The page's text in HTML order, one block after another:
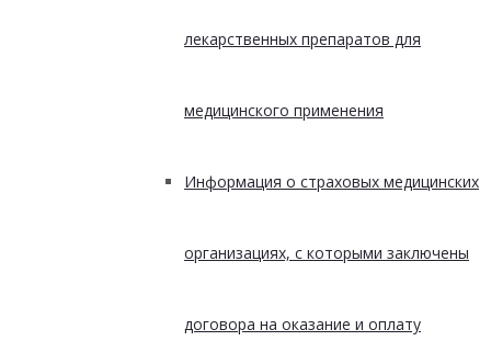
лекарственных препаратов для
медицинского применения
Информация о страховых медицинских
организациях, с которыми заключены
договора на оказание и оплату